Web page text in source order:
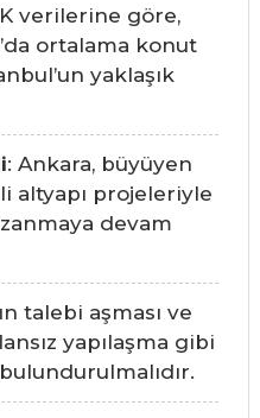
verilerine göre,
ortalama konut
yaklaşık
: Ankara, büyüyen
altyapı projeleriyle
devam
talebi aşması ve
yapılaşma gibi